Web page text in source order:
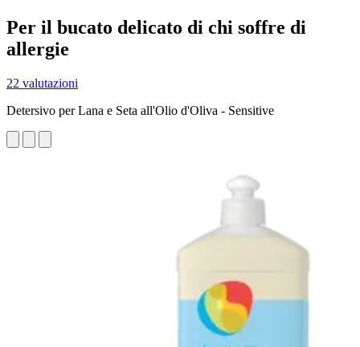
Per il bucato delicato di chi soffre di
allergie
22 valutazioni
Detersivo per Lana e Seta all'Olio d'Oliva - Sensitive